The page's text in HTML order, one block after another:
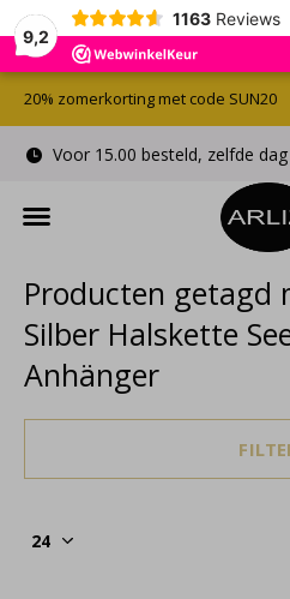
9,2
1163 Reviews
Voor 15.00 besteld, zelfde dag
20% zomerkorting met code SUN20
Producten getagd
Silber Halskette
Anhänger